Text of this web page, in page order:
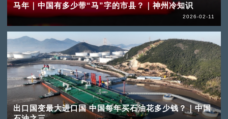
马年｜中国有多少带“马”字的市县？｜神州冷知识
2026-02-11
出口国变最大进口国 中国每年买石油花多少钱？｜中国